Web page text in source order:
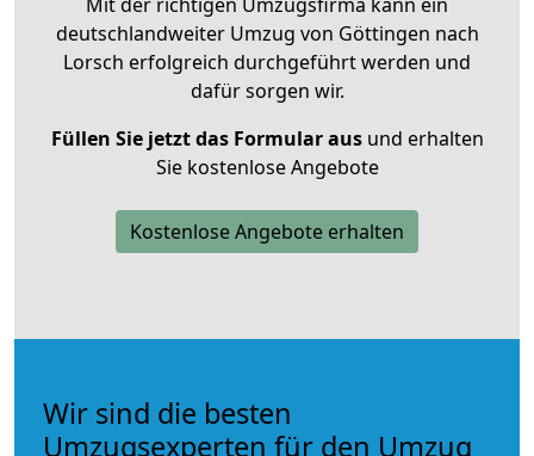
deutschlandweiter Umzug von Göttingen nach
Lorsch erfolgreich durchgeführt werden und
dafür sorgen wir.
Füllen Sie jetzt das Formular ausund erhalten
Sie kostenlose Angebote
Kostenlose Angebote erhalten
Wir sind die besten
Umzugsexperten für den Umzug